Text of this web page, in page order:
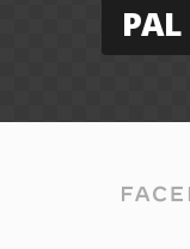
PAL